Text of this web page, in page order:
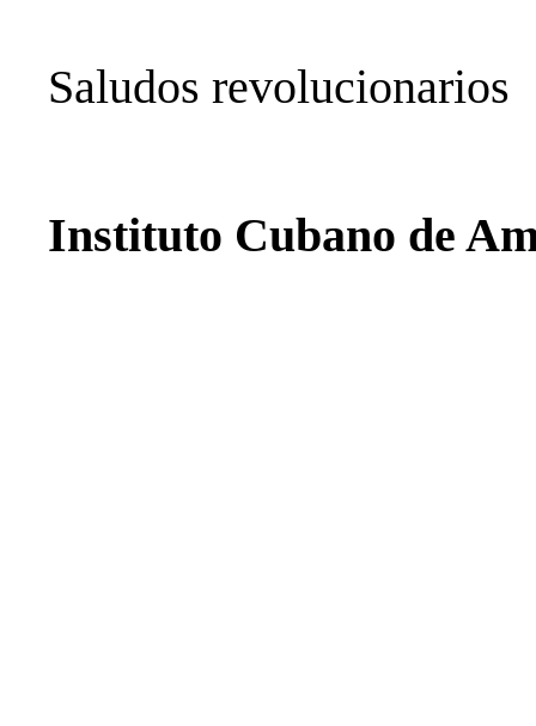
Saludos revolucionarios
Instituto Cubano de